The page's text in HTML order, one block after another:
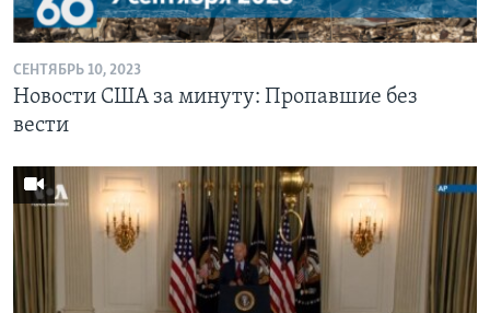
СЕНТЯБРЬ 10, 2023
Новости США за минуту: Пропавшие без
вести